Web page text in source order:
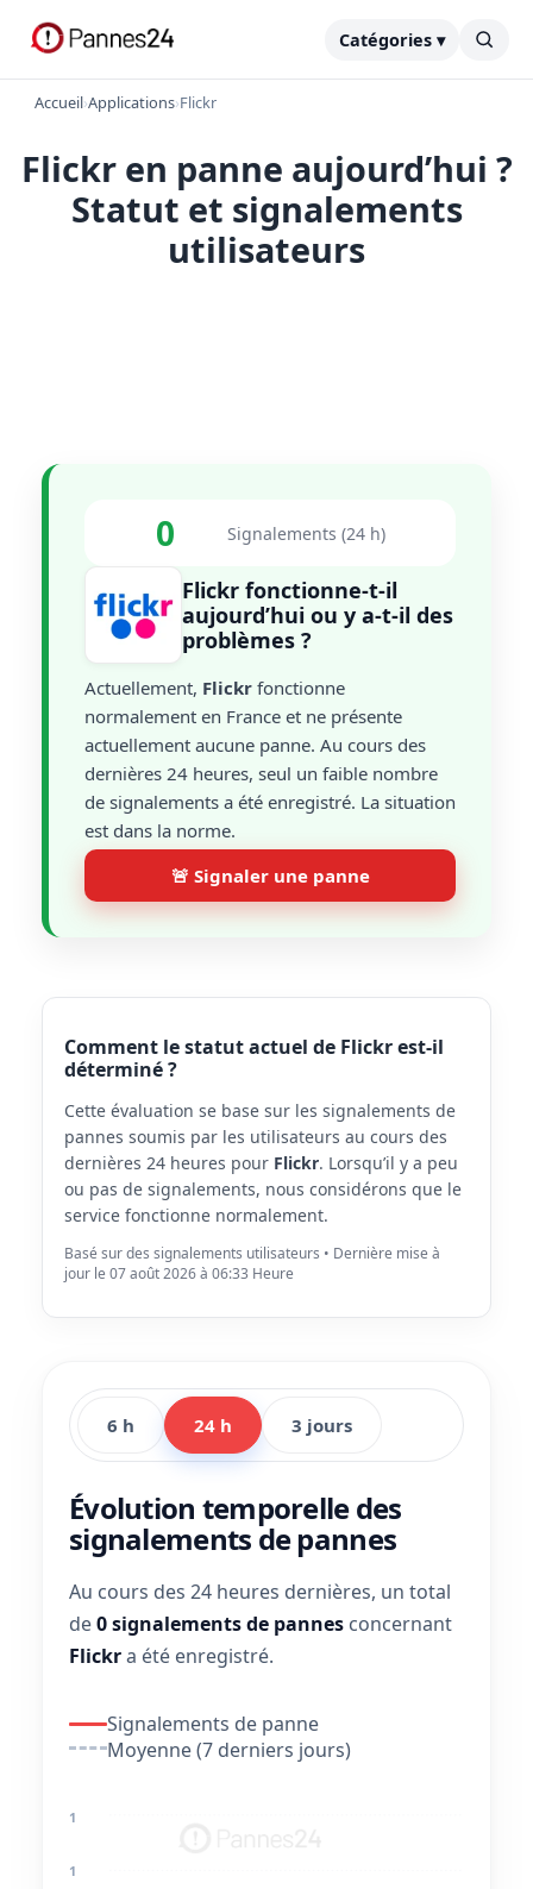
Catégories ▾
Accueil›Applications›Flickr
Flickr en panne aujourd’hui ?
Statut et signalements
utilisateurs
0 Signalements (24 h)
Flickr fonctionne-t-il
aujourd’hui ou y a-t-il des
problèmes ?
Actuellement, Flickr fonctionne
normalement en France et ne présente
actuellement aucune panne. Au cours des
dernières 24 heures, seul un faible nombre
de signalements a été enregistré. La situation
est dans la norme.
🚨 Signaler une panne
Comment le statut actuel de Flickr est-il
déterminé ?
Cette évaluation se base sur les signalements de
pannes soumis par les utilisateurs au cours des
dernières 24 heures pour Flickr. Lorsqu’il y a peu
ou pas de signalements, nous considérons que le
service fonctionne normalement.
Basé sur des signalements utilisateurs • Dernière mise à
jour le 07 août 2026 à 06:33 Heure
6 h 24 h 3 jours
Évolution temporelle des
signalements de pannes
Au cours des 24 heures dernières, un total
de0 signalements de pannes concernant
Flickra été enregistré.
Signalements de panne
Moyenne (7 derniers jours)
1
1